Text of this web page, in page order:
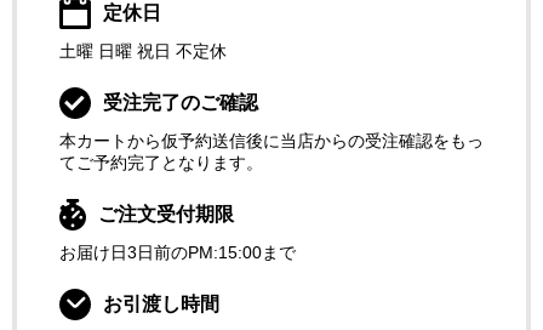
定休日
土曜 日曜 祝日 不定休
受注完了のご確認
本カートから仮予約送信後に当店からの受注確認をもっ
てご予約完了となります。
ご注文受付期限
お届け日3日前のPM:15:00まで
お引渡し時間